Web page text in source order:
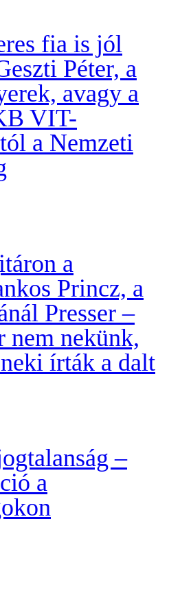
fia is jól
Péter, a
avagy a
VIT-
a Nemzeti
a
Princz, a
Presser –
nem nekünk,
írták a dalt
–
a